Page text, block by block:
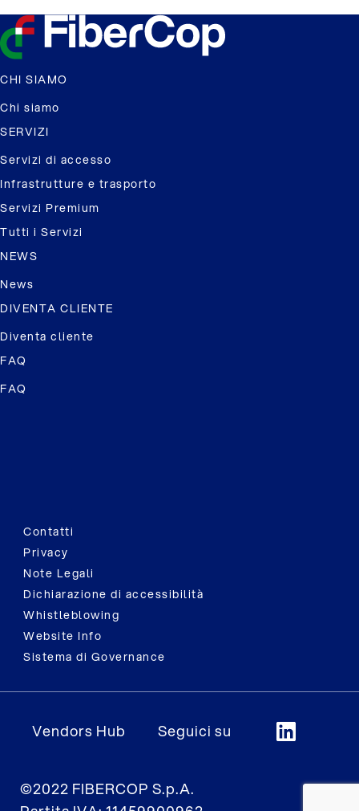
CHI SIAMO
Chi siamo
SERVIZI
Servizi di accesso
Infrastrutture e trasporto
Servizi Premium
Tutti i Servizi
NEWS
News
DIVENTA CLIENTE
Diventa cliente
FAQ
FAQ
Contatti
Privacy
Note Legali
Dichiarazione di accessibilità
Whistleblowing
Website Info
Sistema di Governance
Vendors Hub Seguici su
©2022 FIBERCOP S.p.A.